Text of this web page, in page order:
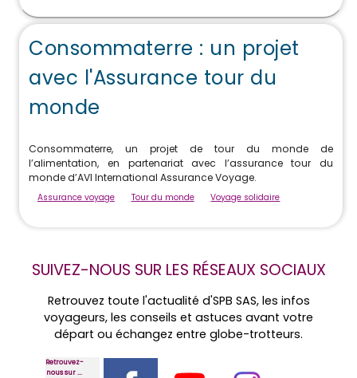
Consommaterre : un projet
avec l'Assurance tour du
monde
Consommaterre, un projet de tour du monde de
l’alimentation, en partenariat avec l’assurance tour du
monde d’AVI International Assurance Voyage.
Assurance voyage Tour du monde Voyage solidaire
SUIVEZ-NOUS SUR LES RÉSEAUX SOCIAUX
Retrouvez toute l'actualité d'SPB SAS, les infos
voyageurs, les conseils et astuces avant votre
départ ou échangez entre globe-trotteurs.
Retrouvez-
nous sur ...